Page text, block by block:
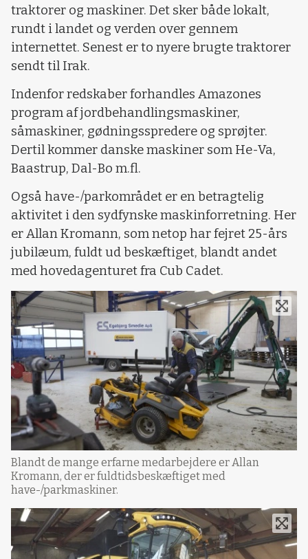
traktorer og maskiner. Det sker både lokalt,
rundt i landet og verden over gennem
internettet. Senest er to nyere brugte traktorer
sendt til Irak.
Indenfor redskaber forhandles Amazones
program af jordbehandlingsmaskiner,
såmaskiner, gødningsspredere og sprøjter.
Dertil kommer danske maskiner som He-Va,
Baastrup, Dal-Bo m.fl.
Også have-/parkområdet er en betragtelig
aktivitet i den sydfynske maskinforretning. Her
er Allan Kromann, som netop har fejret 25-års
jubilæum, fuldt ud beskæftiget, blandt andet
med hovedagenturet fra Cub Cadet.
Blandt de mange erfarne medarbejdere er Allan
Kromann, der er fuldtidsbeskæftiget med
have-/parkmaskiner.